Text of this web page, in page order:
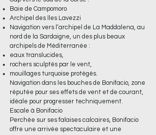
Baie de Campomoro
Archipel des îles Lavezzi
Navigation vers l’archipel de La Maddalena, au
nord de la Sardaigne, un des plus beaux
archipels de Méditerranée :
eaux translucides,
rochers sculptés par le vent,
mouillages turquoise protégés.
Navigation dans les bouches de Bonifacio, zone
réputée pour ses effets de vent et de courant,
idéale pour progresser techniquement.
Escale à Bonifacio
Perchée sur ses falaises calcaires, Bonifacio
offre une arrivée spectaculaire et une